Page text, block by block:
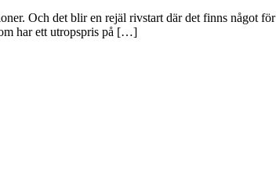
Och det blir en rejäl rivstart där det finns något
har ett utropspris på […]